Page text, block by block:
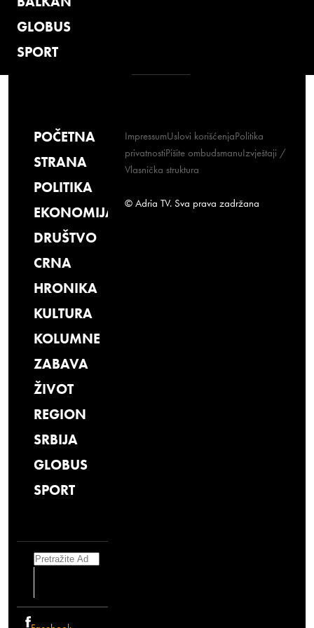
GLOBUS
SPORT
POČETNA
STRANA
POLITIKA
EKONOMIJA
DRUŠTVO
CRNA
HRONIKA
KULTURA
KOLUMNE
ZABAVA
ŽIVOT
REGION
SRBIJA
GLOBUS
SPORT
Search
ImpressumUslovi korišćenjaPolitika
privatnostiPišite ombudsmanuIzvještaji /
Vlasnička struktura
© Adria TV. Sva prava zadržana